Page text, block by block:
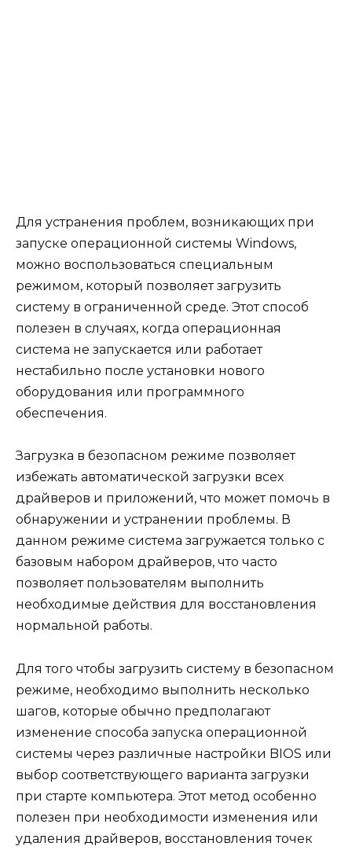
Для устранения проблем, возникающих при
запуске операционной системы Windows,
можно воспользоваться специальным
режимом, который позволяет загрузить
систему в ограниченной среде. Этот способ
полезен в случаях, когда операционная
система не запускается или работает
нестабильно после установки нового
оборудования или программного
обеспечения.
Загрузка в безопасном режиме позволяет
избежать автоматической загрузки всех
драйверов и приложений, что может помочь в
обнаружении и устранении проблемы. В
данном режиме система загружается только с
базовым набором драйверов, что часто
позволяет пользователям выполнить
необходимые действия для восстановления
нормальной работы.
Для того чтобы загрузить систему в безопасном
режиме, необходимо выполнить несколько
шагов, которые обычно предполагают
изменение способа запуска операционной
системы через различные настройки BIOS или
выбор соответствующего варианта загрузки
при старте компьютера. Этот метод особенно
полезен при необходимости изменения или
удаления драйверов, восстановления точек